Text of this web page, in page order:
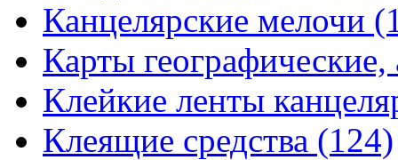
Канцелярские мелочи
Карты
Клейкие ленты
Клеящие средства (124)